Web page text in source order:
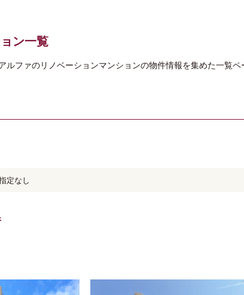
ン一覧
ルファのリノベーションマンションの物件情報を集めた一覧
定なし